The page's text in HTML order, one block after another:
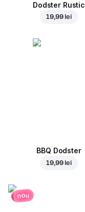
Dodster Rustic
19,99 lei
BBQ Dodster
19,99 lei
nou